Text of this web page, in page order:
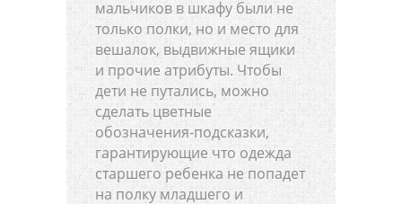
мальчиков в шкафу были не
только полки, но и место для
вешалок, выдвижные ящики
и прочие атрибуты. Чтобы
дети не путались, можно
сделать цветные
обозначения-подсказки,
гарантирующие что одежда
старшего ребенка не попадет
на полку младшего и